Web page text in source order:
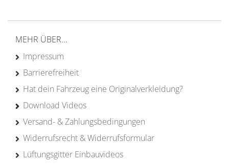
MEHR ÜBER...
Impressum
Barrierefreiheit
Hat dein Fahrzeug eine Originalverkleidung?
Download Videos
Versand- & Zahlungsbedingungen
Widerrufsrecht & Widerrufsformular
Lüftungsgitter Einbauvideos